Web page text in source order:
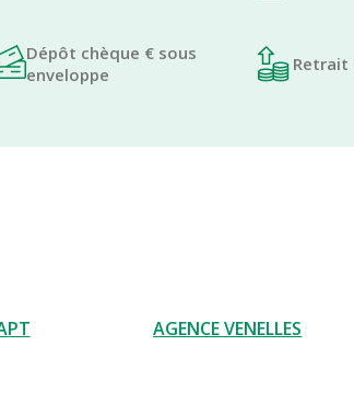
Dépôt chèque € sous
enveloppe
Retrait
AGENCE VENELLES